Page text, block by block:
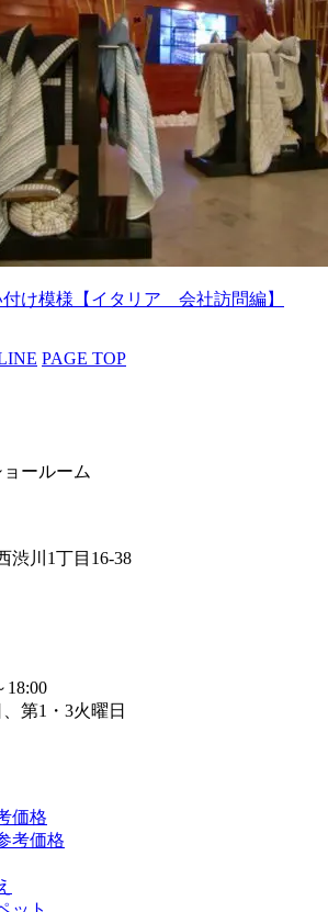
け模様【イタリア 会社訪問編】
PAGE TOP
ールーム
渋川1丁目16-38
18:00
第1・3火曜日
価格
考価格